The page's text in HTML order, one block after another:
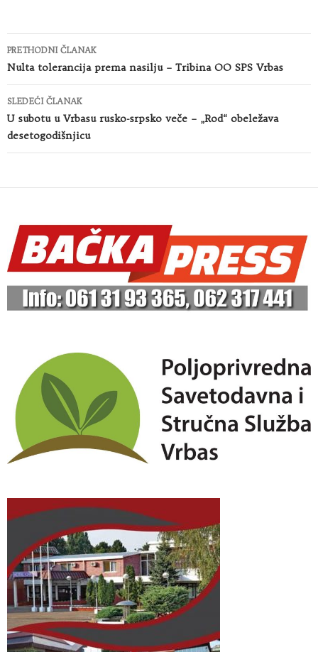
Kretanje
članaka
PRETHODNI ČLANAK
Nulta tolerancija prema nasilju – Tribina OO SPS Vrbas
SLEDEĆI ČLANAK
U subotu u Vrbasu rusko-srpsko veče – „Rod“ obeležava
desetogodišnjicu